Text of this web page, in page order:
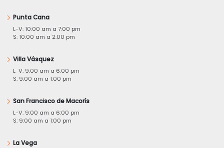
Punta Cana
L-V: 10:00 am a 7:00 pm
S: 10:00 am a 2:00 pm
Villa Vásquez
L-V: 9:00 am a 6:00 pm
S: 9:00 am a 1:00 pm
San Francisco de Macorís
L-V: 9:00 am a 6:00 pm
S: 9:00 am a 1:00 pm
La Vega